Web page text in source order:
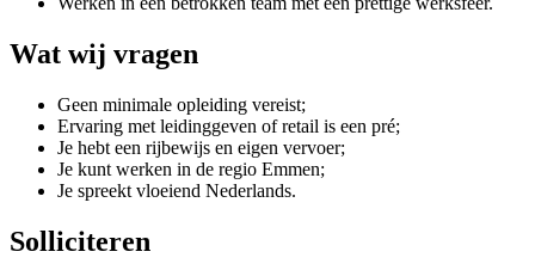
Wat wij vragen
Geen minimale opleiding vereist;
Ervaring met leidinggeven of retail is een pré;
Je hebt een rijbewijs en eigen vervoer;
Je kunt werken in de regio Emmen;
Je spreekt vloeiend Nederlands.
Solliciteren